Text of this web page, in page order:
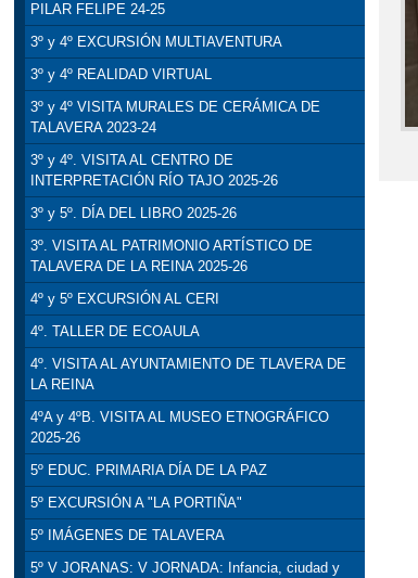
PILAR FELIPE 24-25
3º y 4º EXCURSIÓN MULTIAVENTURA
3º y 4º REALIDAD VIRTUAL
3º y 4º VISITA MURALES DE CERÁMICA DE
TALAVERA 2023-24
3º y 4º. VISITA AL CENTRO DE
INTERPRETACIÓN RÍO TAJO 2025-26
3º y 5º. DÍA DEL LIBRO 2025-26
3º. VISITA AL PATRIMONIO ARTÍSTICO DE
TALAVERA DE LA REINA 2025-26
4º y 5º EXCURSIÓN AL CERI
4º. TALLER DE ECOAULA
4º. VISITA AL AYUNTAMIENTO DE TLAVERA DE
LA REINA
4ºA y 4ºB. VISITA AL MUSEO ETNOGRÁFICO
2025-26
5º EDUC. PRIMARIA DÍA DE LA PAZ
5º EXCURSIÓN A "LA PORTIÑA"
5º IMÁGENES DE TALAVERA
5º V JORANAS: V JORNADA: Infancia, ciudad y